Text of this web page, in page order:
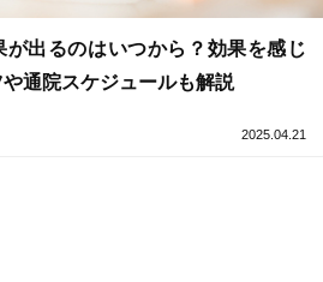
支払いに関する特徴
特典あり
が出るのはいつから？効果を感じ
通院スケジュールも解説
2025.04.21